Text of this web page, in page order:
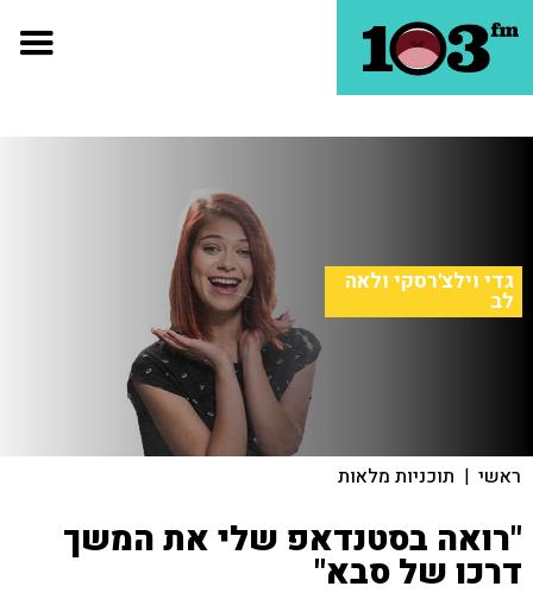
גדי וילצ'רסקי ולאה
לב
ראשי | תוכניות מלאות
"רואה בסטנדאפ שלי את המשך
דרכו של סבא"